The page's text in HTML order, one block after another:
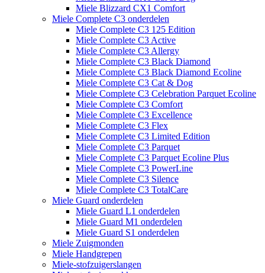
Miele Blizzard CX1 Comfort
Miele Complete C3 onderdelen
Miele Complete C3 125 Edition
Miele Complete C3 Active
Miele Complete C3 Allergy
Miele Complete C3 Black Diamond
Miele Complete C3 Black Diamond Ecoline
Miele Complete C3 Cat & Dog
Miele Complete C3 Celebration Parquet Ecoline​
Miele Complete C3 Comfort
Miele Complete C3 Excellence
Miele Complete C3 Flex
Miele Complete C3 Limited Edition
Miele Complete C3 Parquet
Miele Complete C3 Parquet Ecoline Plus
Miele Complete C3 PowerLine
Miele Complete C3 Silence
Miele Complete C3 TotalCare
Miele Guard onderdelen
Miele Guard L1 onderdelen
Miele Guard M1 onderdelen
Miele Guard S1 onderdelen
Miele Zuigmonden
Miele Handgrepen
Miele-stofzuigerslangen